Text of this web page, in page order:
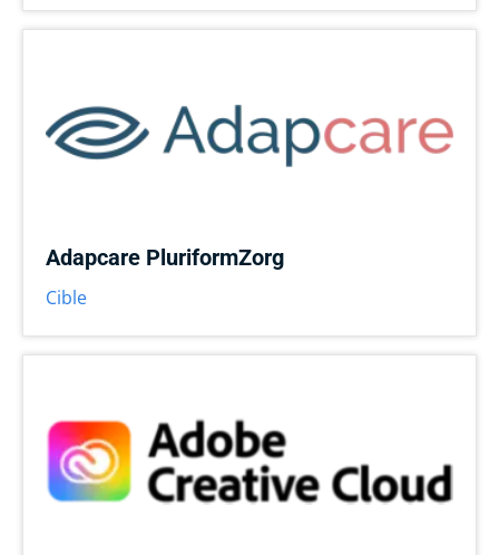
Adapcare PluriformZorg
Cible